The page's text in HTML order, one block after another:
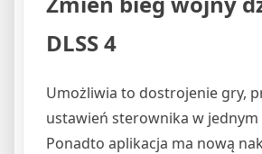
DLSS 4
Umożliwia to dostrojenie gry,
ustawień sterownika w jednym
Ponadto aplikacja ma nową